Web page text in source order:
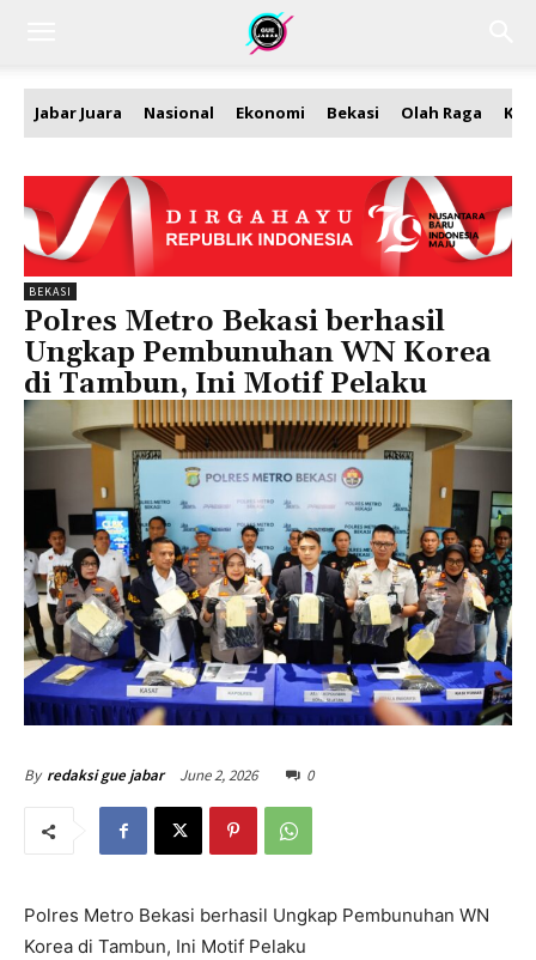
Jabar Juara Nasional Ekonomi Bekasi Olah Raga
BEKASI
Polres Metro Bekasi berhasil
Ungkap Pembunuhan WN Korea
di Tambun, Ini Motif Pelaku
By redaksi gue jabar June 2, 2026 0
Polres Metro Bekasi berhasil Ungkap Pembunuhan WN
Korea di Tambun, Ini Motif Pelaku